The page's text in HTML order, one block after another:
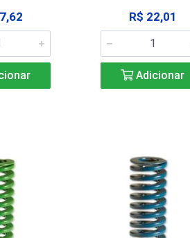
R$ 22,01
Adicionar